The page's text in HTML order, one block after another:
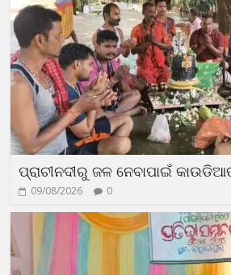
ପ୍ରାଚୀନଦୀରୁ ଜଳ ନେବାପାଇଁ
09/08/2026 0